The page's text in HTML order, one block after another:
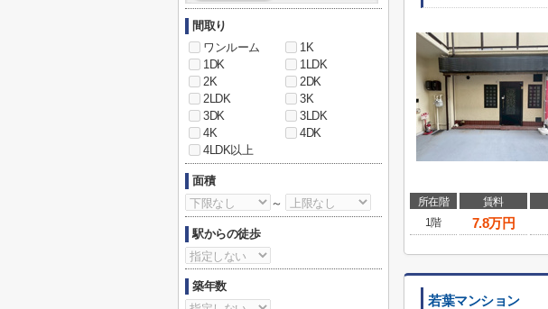
所在階 賃料
1階
7.8万円
若葉マンション
間取り
ワンルーム
1K
1DK
1LDK
2K
2DK
2LDK
3K
3DK
3LDK
4K
4DK
4LDK以上
面積
～
駅からの徒歩
築年数